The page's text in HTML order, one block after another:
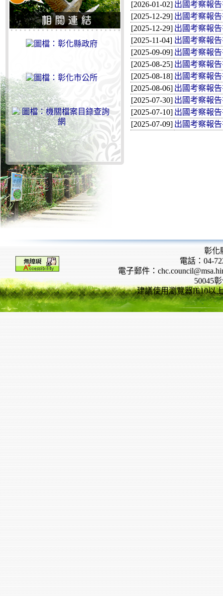
[2026-01-02] 出國考察報
[2025-12-29] 出國考察報
[2025-12-29] 出國考察報
[2025-11-04] 出國考察報
[2025-09-09] 出國考察報
[2025-08-25] 出國考察報
[2025-08-18] 出國考察報
[2025-08-06] 出國考察報
[2025-07-30] 出國考察報
[2025-07-10] 出國考察報
[2025-07-09] 出國考察報
彰化
電話：04-
電子郵件：
50045
建議使用瀏覽器IE10以